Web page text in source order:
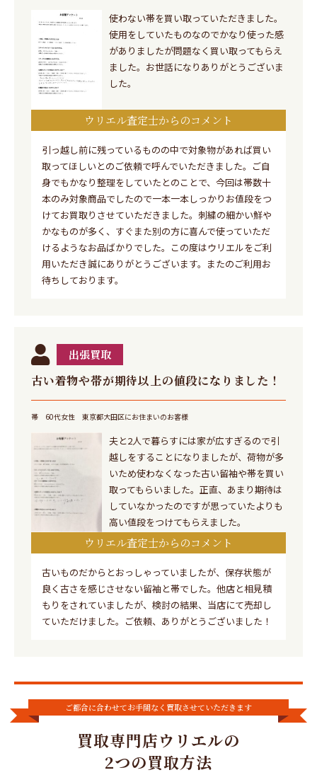
使わない帯を買い取っていただきました。
使用をしていたものなのでかなり使った感
がありましたが問題なく買い取ってもらえ
ました。お世話になりありがとうございま
した。
ウリエル査定士からのコメント
引っ越し前に残っているものの中で対象物があれば買い
取ってほしいとのご依頼で呼んでいただきました。ご自
身でもかなり整理をしていたとのことで、今回は帯数十
本のみ対象商品でしたので一本一本しっかりお値段をつ
けてお買取りさせていただきました。刺繍の細かい鮮や
かなものが多く、すぐまた別の方に喜んで使っていただ
けるようなお品ばかりでした。この度はウリエルをご利
用いただき誠にありがとうございます。またのご利用お
待ちしております。
古い着物や帯が期待以上の値段になりました！
出張買取
帯 60代女性 東京都大田区にお住まいのお客様
夫と2人で暮らすには家が広すぎるので引
越しをすることになりましたが、荷物が多
いため使わなくなった古い留袖や帯を買い
取ってもらいました。正直、あまり期待は
していなかったのですが思っていたよりも
高い値段をつけてもらえました。
ウリエル査定士からのコメント
古いものだからとおっしゃっていましたが、保存状態が
良く古さを感じさせない留袖と帯でした。他店と相見積
もりをされていましたが、検討の結果、当店にて売却し
ていただけました。ご依頼、ありがとうございました！
ご都合に合わせてお手間なく買取させていただきます
買取専門店ウリエルの
2つの買取方法